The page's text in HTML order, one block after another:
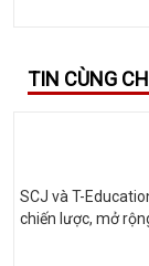
TIN CÙNG
SCJ và T-
chiến lược, mở